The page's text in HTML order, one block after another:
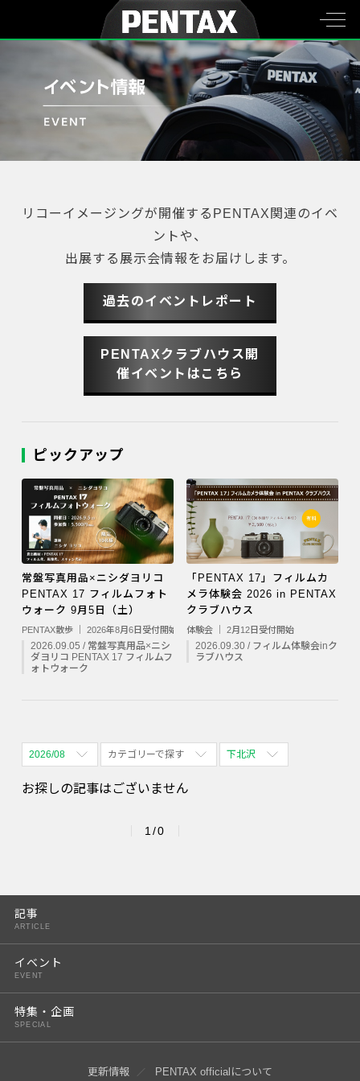
リコーイメージングが開催するPENTAX関連のイベ
ントや、
出展する展示会情報をお届けします。
過去のイベントレポート
PENTAXクラブハウス開
催イベントはこちら
ピックアップ
常盤写真用品×ニシダヨリコ
PENTAX 17 フィルムフォト
ウォーク 9月5日（土）
PENTAX散歩 ｜ 2026年8月6日受付開始
2026.09.05 / 常盤写真用品×ニシ
ダヨリコ PENTAX 17 フィルムフ
ォトウォーク
「PENTAX 17」フィルムカ
メラ体験会 2026 in PENTAX
クラブハウス
体験会 ｜ 2月12日受付開始
2026.09.30 / フィルム体験会inク
ラブハウス
2026/08
全期間
2026/11
2027/01
2027/03
カテゴリーで探す
全て表示
下北沢
お探しの記事はございません
1/0
記事
ARTICLE
イベント
EVENT
特集・企画
SPECIAL
更新情報 PENTAX officialについて